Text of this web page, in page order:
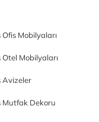
Ofis Mobilyaları
Otel Mobilyaları
Avizeler
Mutfak Dekoru